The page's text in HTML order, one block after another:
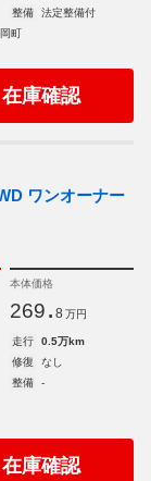
整備
法定整備付
町
庫確認
ワンオーナー
本体価格
269. 8 万円
走行
0.5万km
修復
なし
整備
-
庫確認